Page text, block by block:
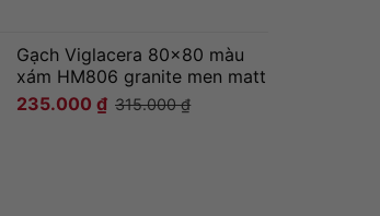
Gạch Viglacera 80x80 màu
xám HM806 granite men matt
235.000 ₫ 315.000₫